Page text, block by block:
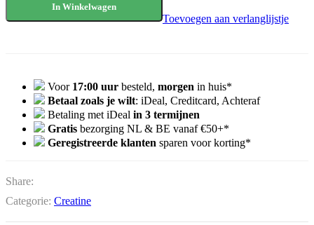
In Winkelwagen
Toevoegen aan verlanglijstje
Voor 17:00 uur besteld, morgen in huis*
Betaal zoals je wilt: iDeal, Creditcard, Achteraf
Betaling met iDeal in 3 termijnen
Gratis bezorging NL & BE vanaf €50+*
Geregistreerde klanten sparen voor korting*
Share:
Categorie: Creatine